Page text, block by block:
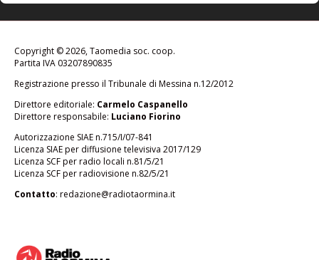
Copyright © 2026, Taomedia soc. coop.
Partita IVA 03207890835
Registrazione presso il Tribunale di Messina n.12/2012
Direttore editoriale: Carmelo Caspanello
Direttore responsabile: Luciano Fiorino
Autorizzazione SIAE n.715/I/07-841
Licenza SIAE per diffusione televisiva 2017/129
Licenza SCF per radio locali n.81/5/21
Licenza SCF per radiovisione n.82/5/21
Contatto: redazione@radiotaormina.it